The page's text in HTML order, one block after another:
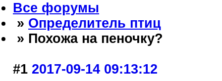
Все форумы
» Определитель птиц
» Похожа на пеночку?
#1 2017-09-14 09:13:12